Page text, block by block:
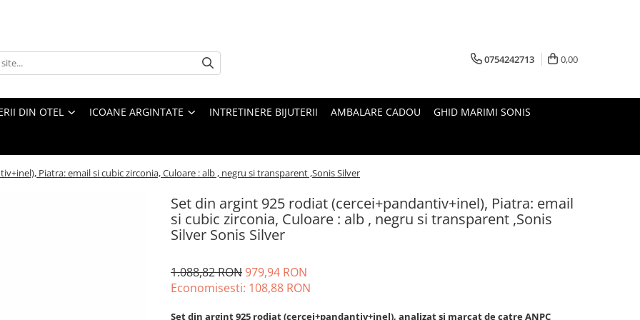
0754242713 0,00
DIN OTEL ICOANE ARGINTATE INTRETINERE BIJUTERII AMBALARE CADOU GHID MARIMI SONIS
Piatra: email si cubic zirconia, Culoare : alb , negru si transparent ,Sonis Silver
Set din argint 925 rodiat (cercei+pandantiv+inel), Piatra: email
si cubic zirconia, Culoare : alb , negru si transparent ,Sonis
Silver Sonis Silver
1.088,82 RON979,94 RON
Economisesti: 108,88 RON
Set din argint 925 rodiat (cercei+pandantiv+inel), analizat si marcat de catre ANPC